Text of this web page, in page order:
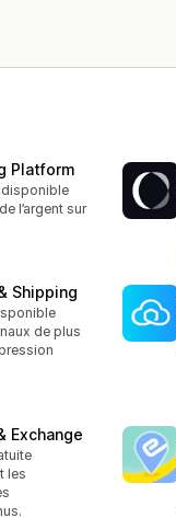
Platform
l’argent sur
Shipping
de plus
Exchange
les